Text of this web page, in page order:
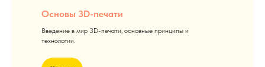
Основы 3D-печати
Введение в мир 3D-печати, основные принципы и
технологии.